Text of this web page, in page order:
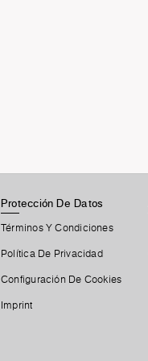
Protección De Datos
Términos Y Condiciones
Política De Privacidad
Configuración De Cookies
Imprint